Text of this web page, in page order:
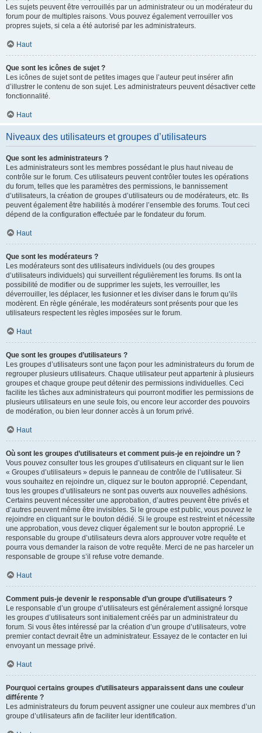
Les sujets peuvent être verrouillés par un administrateur ou un modérateur du
forum pour de multiples raisons. Vous pouvez également verrouiller vos
propres sujets, si cela a été autorisé par les administrateurs.
Haut
Que sont les icônes de sujet ?
Les icônes de sujet sont de petites images que l’auteur peut insérer afin
d’illustrer le contenu de son sujet. Les administrateurs peuvent désactiver cette
fonctionnalité.
Haut
Niveaux des utilisateurs et groupes d’utilisateurs
Que sont les administrateurs ?
Les administrateurs sont les membres possédant le plus haut niveau de
contrôle sur le forum. Ces utilisateurs peuvent contrôler toutes les opérations
du forum, telles que les paramètres des permissions, le bannissement
d’utilisateurs, la création de groupes d’utilisateurs ou de modérateurs, etc. Ils
peuvent également être habilités à modérer l’ensemble des forums. Tout ceci
dépend de la configuration effectuée par le fondateur du forum.
Haut
Que sont les modérateurs ?
Les modérateurs sont des utilisateurs individuels (ou des groupes
d’utilisateurs individuels) qui surveillent régulièrement les forums. Ils ont la
possibilité de modifier ou de supprimer les sujets, les verrouiller, les
déverrouiller, les déplacer, les fusionner et les diviser dans le forum qu’ils
modèrent. En règle générale, les modérateurs sont présents pour que les
utilisateurs respectent les règles imposées sur le forum.
Haut
Que sont les groupes d’utilisateurs ?
Les groupes d’utilisateurs sont une façon pour les administrateurs du forum de
regrouper plusieurs utilisateurs. Chaque utilisateur peut appartenir à plusieurs
groupes et chaque groupe peut détenir des permissions individuelles. Ceci
facilite les tâches aux administrateurs qui pourront modifier les permissions de
plusieurs utilisateurs en une seule fois, ou encore leur accorder des pouvoirs
de modération, ou bien leur donner accès à un forum privé.
Haut
Où sont les groupes d’utilisateurs et comment puis-je en rejoindre un ?
Vous pouvez consulter tous les groupes d’utilisateurs en cliquant sur le lien
« Groupes d’utilisateurs » depuis le panneau de contrôle de l’utilisateur. Si
vous souhaitez en rejoindre un, cliquez sur le bouton approprié. Cependant,
tous les groupes d’utilisateurs ne sont pas ouverts aux nouvelles adhésions.
Certains peuvent nécessiter une approbation, d’autres peuvent être privés et
d’autres peuvent même être invisibles. Si le groupe est public, vous pouvez le
rejoindre en cliquant sur le bouton dédié. Si le groupe est restreint et nécessite
une approbation, vous devez cliquer également sur le bouton approprié. Le
responsable du groupe d’utilisateurs devra alors approuver votre requête et
pourra vous demander la raison de votre requête. Merci de ne pas harceler un
responsable de groupe s’il refuse votre demande.
Haut
Comment puis-je devenir le responsable d’un groupe d’utilisateurs ?
Le responsable d’un groupe d’utilisateurs est généralement assigné lorsque
les groupes d’utilisateurs sont initialement créés par un administrateur du
forum. Si vous êtes intéressé par la création d’un groupe d’utilisateurs, votre
premier contact devrait être un administrateur. Essayez de le contacter en lui
envoyant un message privé.
Haut
Pourquoi certains groupes d’utilisateurs apparaissent dans une couleur
différente ?
Les administrateurs du forum peuvent assigner une couleur aux membres d’un
groupe d’utilisateurs afin de faciliter leur identification.